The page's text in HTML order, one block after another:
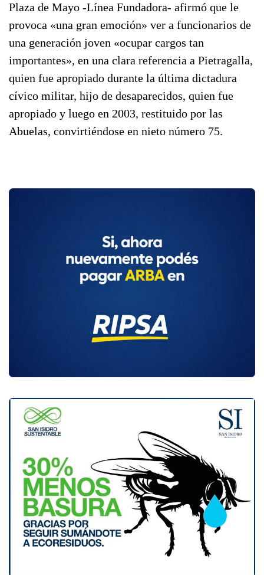
Plaza de Mayo -Línea Fundadora- afirmó que le
provoca «una gran emoción» ver a funcionarios de
una generación joven «ocupar cargos tan
importantes», en una clara referencia a Pietragalla,
quien fue apropiado durante la última dictadura
cívico militar, hijo de desaparecidos, quien fue
apropiado y luego en 2003, restituido por las
Abuelas, convirtiéndose en nieto número 75.